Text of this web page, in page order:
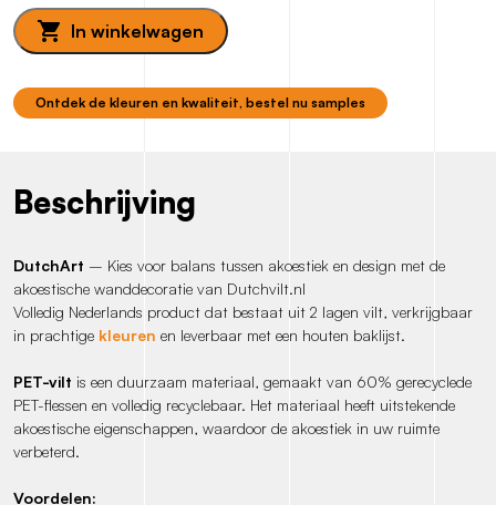
In winkelwagen
Ontdek de kleuren en kwaliteit, bestel nu samples
Beschrijving
DutchArt – Kies voor balans tussen akoestiek en design met de
akoestische wanddecoratie van Dutchvilt.nl
Volledig Nederlands product dat bestaat uit 2 lagen vilt, verkrijgbaar
in prachtige kleuren en leverbaar met een houten baklijst.
PET-vilt is een duurzaam materiaal, gemaakt van 60% gerecyclede
PET-flessen en volledig recyclebaar. Het materiaal heeft uitstekende
akoestische eigenschappen, waardoor de akoestiek in uw ruimte
verbeterd.
Voordelen: